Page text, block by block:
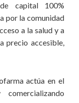
y las acciones para
fundamentales
de negocios,
manteniendo
capital 100%
por la comunidad
a la salud y a
precio accesible,
actúa en el